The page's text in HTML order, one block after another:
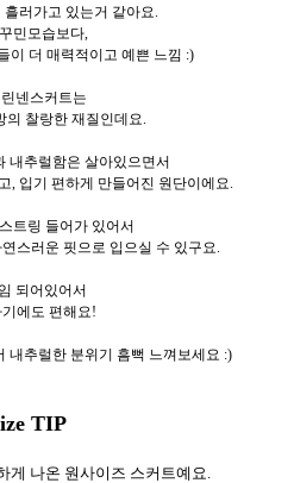
러가고 있는거 같아요.
민모습보다,
이 더 매력적이고 예쁜 느낌 :)
넨스커트는
의 찰랑한 재질인데요.
내추럴함은 살아있으면서
, 입기 편하게 만들어진 원단이에요.
트링 들어가 있어서
스러운 핏으로 입으실 수 있구요.
되어있어서
에도 편해요!
내추럴한 분위기 흠뻑 느껴보세요 :)
TIP
게 나온 원사이즈 스커트예요.